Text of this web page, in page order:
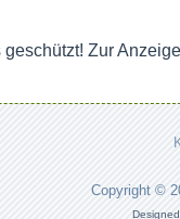
Zur
Copyright ©